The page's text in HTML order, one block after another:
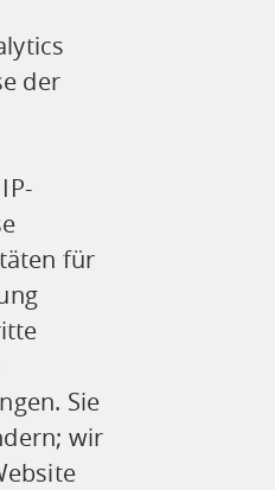
der
für
Sie
wir